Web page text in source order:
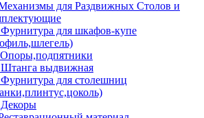
для Раздвижных Столов и
для шкафов-купе
Опоры,подпятники
Штанга выдвижная
для столешниц